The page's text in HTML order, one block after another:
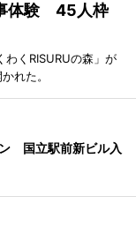
体験 45人枠
くRISURUの森」が
れた。
国立駅前新ビル入